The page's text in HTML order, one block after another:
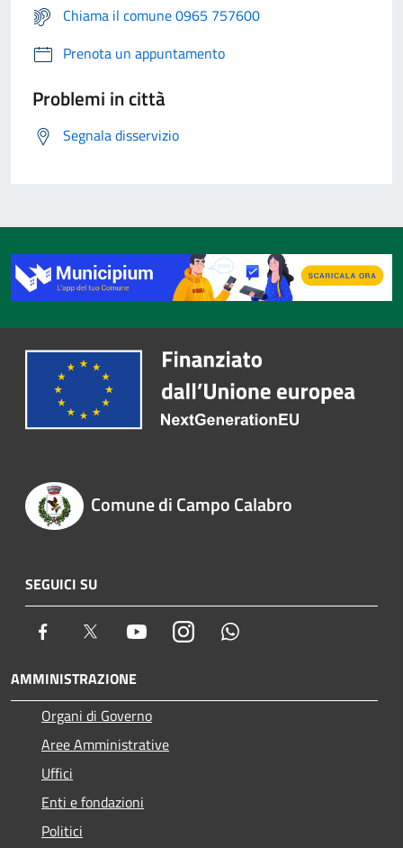
Chiama il comune 0965 757600
Prenota un appuntamento
Problemi in città
Segnala disservizio
Comune di Campo Calabro
SEGUICI SU
Facebook Twitter YoutubeInstagram
AMMINISTRAZIONE
Organi di Governo
Aree Amministrative
Uffici
Enti e fondazioni
Politici